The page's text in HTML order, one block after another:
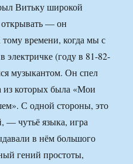
Витьку широкой
— он
времени, когда мы с
электричке (году в 81-82-
музыкантом. Он спел
из которых была «Мои
С одной стороны, это
— чутьё языка, игра
в нём большого
гений простоты,